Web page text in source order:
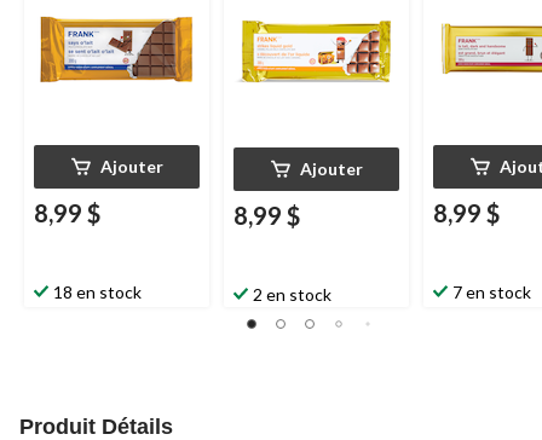
Ajouter
8,99 $
18 en stock
Ajouter
8,99 $
2 en stock
8,99 $
7 en stock
Produit Détails